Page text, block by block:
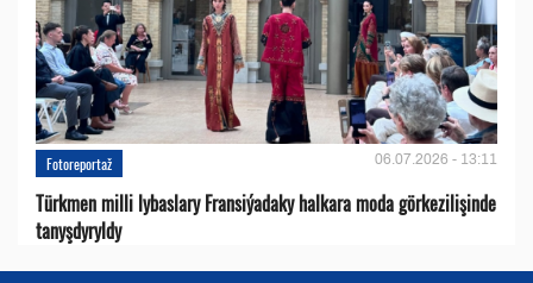
Fotoreportaž 06.07.2026 - 13:11
Türkmen milli lybaslary Fransiýadaky halkara moda görkezilişinde
tanyşdyryldy